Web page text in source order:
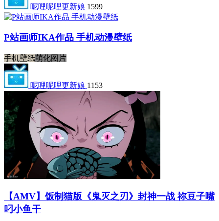
呢哩呢哩更新娘 1599
P站画师IKA作品 手机动漫壁纸
手机壁纸萌化图片
呢哩呢哩更新娘 1153
【AMV】饭制猫版《鬼灭之刃》封神一战 祢豆子嘴
叼小鱼干